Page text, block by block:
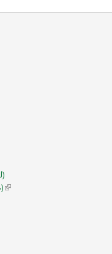
(link is external)